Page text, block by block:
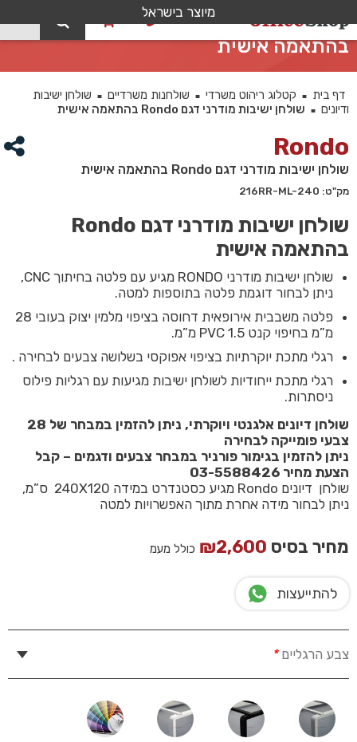
מיוצר בישראל
שולחן ישיבות מודרני דגם Rondo
בהתאמה אישית
דף בית ■ קטלוג ריהוט משרדי ■ שולחנות משרדיים ■
שולחן ישיבות
ודיונים ■ שולחן ישיבות מודרני דגם Rondo בהתאמה אישית
Rondo
שולחן ישיבות מודרני דגם Rondo בהתאמה אישית
מק"ט: 216RR-ML-240
שולחן ישיבות מודרני דגם Rondo
בהתאמה אישית
שולחן ישיבות מודרני RONDO מגיע עם פלטה בחיתוך CNC,
ניתן לבחור דוגמת פלטה בתוספות למטה.
פלטה משבבית אירופאית דחוסה בציפוי מלמין יצוק בעובי 28
מ”מ בחיפוי קנט PVC 1.5 מ”מ.
רגלי מתכת יוקרתיות בציפוי אפוקסי בשלושה צבעים לבחירה .
רגלי מתכת ייחודיות לשולחן ישיבות מגיעות עם רגליות פילוס
ניסתרות.
שולחן דיונים אלגנטי ויוקרתי, ניתן להזמין במבחר של 28
צבעי פומייקה לבחירה
ניתן להזמין בגימור פורניר במבחר צבעים ודגמים – קבל
הצעת מחיר 03-5588426
שולחן דיונים Rondo מגיע כסטנדרט במידה 240X120 ס”מ,
ניתן לבחור מידה אחרת מתוך האפשרויות למטה
מחיר בסיס ₪2,600 כולל מעמ
להתייעצות
צבע הרגליים*